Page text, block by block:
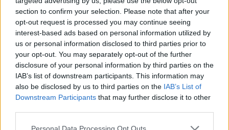
section to confirm your selection. Please note that after your
opt-out request is processed you may continue seeing
interest-based ads based on personal information utilized by
us or personal information disclosed to third parties prior to
your opt-out. You may separately opt-out of the further
disclosure of your personal information by third parties on the
IAB’s list of downstream participants. This information may
also be disclosed by us to third parties on the IAB’s List of
Downstream Participants that may further disclose it to other
Personal Data Processing Opt Outs